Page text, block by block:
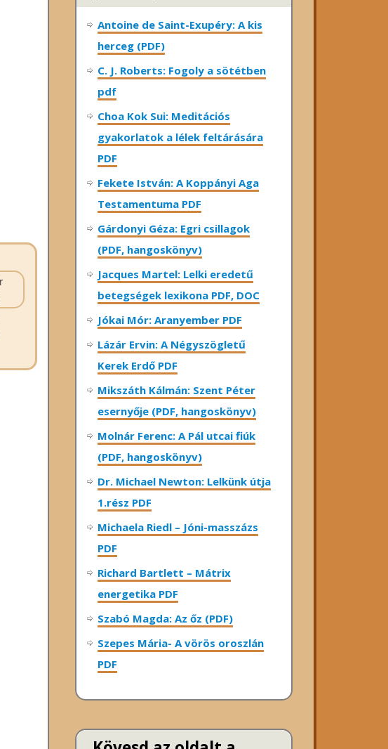
Antoine de Saint-Exupéry: A kis
herceg (PDF)
C. J. Roberts: Fogoly a sötétben
pdf
Choa Kok Sui: Meditációs
gyakorlatok a lélek feltárására
PDF
Fekete István: A Koppányi Aga
Testamentuma PDF
Gárdonyi Géza: Egri csillagok
(PDF, hangoskönyv)
Jacques Martel: Lelki eredetű
betegségek lexikona PDF, DOC
Jókai Mór: Aranyember PDF
Lázár Ervin: A Négyszögletű
Kerek Erdő PDF
Mikszáth Kálmán: Szent Péter
esernyője (PDF, hangoskönyv)
Molnár Ferenc: A Pál utcai fiúk
(PDF, hangoskönyv)
Dr. Michael Newton: Lelkünk útja
1.rész PDF
Michaela Riedl – Jóni-masszázs
PDF
Richard Bartlett – Mátrix
energetika PDF
Szabó Magda: Az őz (PDF)
Szepes Mária- A vörös oroszlán
PDF